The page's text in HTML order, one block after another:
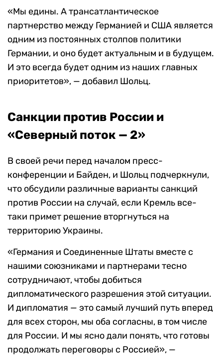
«Мы едины. А трансатлантическое
партнерство между Германией и США является
одним из постоянных столпов политики
Германии, и оно будет актуальным и в будущем.
И это всегда будет одним из наших главных
приоритетов», — добавил Шольц.
Санкции против России и
«Северный поток — 2»
В своей речи перед началом пресс-
конференции и Байден, и Шольц подчеркнули,
что обсудили различные варианты санкций
против России на случай, если Кремль все-
таки примет решение вторгнуться на
территорию Украины.
«Германия и Соединенные Штаты вместе с
нашими союзниками и партнерами тесно
сотрудничают, чтобы добиться
дипломатического разрешения этой ситуации.
И дипломатия — это самый лучший путь вперед
для всех сторон, мы оба согласны, в том числе
для России. И мы ясно дали понять, что готовы
продолжать переговоры с Россией», —